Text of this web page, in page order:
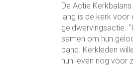
De Actie
lang is de kerk voor
geldwervingsactie.
samen om hun
band. Kerkleden
hun leven nog voor